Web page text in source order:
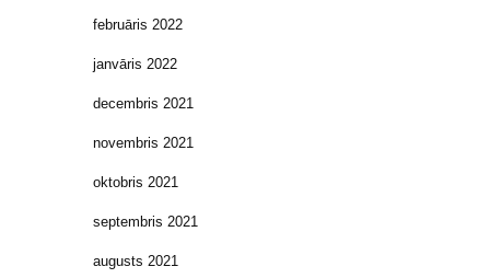
februāris 2022
janvāris 2022
decembris 2021
novembris 2021
oktobris 2021
septembris 2021
augusts 2021